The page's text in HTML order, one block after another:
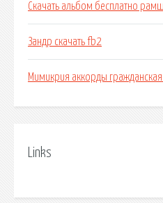
Скачать альбом бесплатно
Зандр скачать fb2
Мимикрия аккорды
Links